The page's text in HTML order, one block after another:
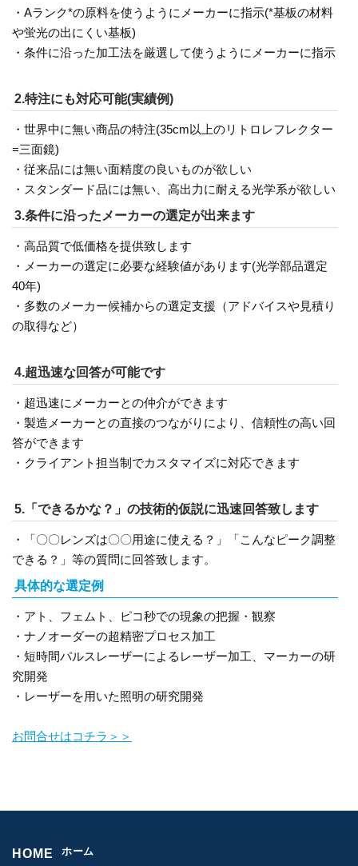
・Aランク*の原料を使うようにメーカーに指示(*基板の材料
や蛍光の出にくい基板)
・条件に沿った加工法を厳選して使うようにメーカーに指示
2.特注にも対応可能(実績例)
・世界中に無い商品の特注(35cm以上のリトロレフレクター
=三面鏡)
・従来品には無い面精度の良いものが欲しい
・スタンダード品には無い、高出力に耐える光学系が欲しい
3.条件に沿ったメーカーの選定が出来ます
・高品質で低価格を提供致します
・メーカーの選定に必要な経験値があります(光学部品選定
40年)
・多数のメーカー候補からの選定支援（アドバイスや見積り
の取得など）
4.超迅速な回答が可能です
・超迅速にメーカーとの仲介ができます
・製造メーカーとの直接のつながりにより、信頼性の高い回
答ができます
・クライアント担当制でカスタマイズに対応できます
5.「できるかな？」の技術的仮説に迅速回答致します
・「〇〇レンズは〇〇用途に使える？」「こんなピーク調整
できる？」等の質問に回答致します。
具体的な選定例
・アト、フェムト、ピコ秒での現象の把握・観察
・ナノオーダーの超精密プロセス加工
・短時間パルスレーザーによるレーザー加工、マーカーの研
究開発
・レーザーを用いた照明の研究開発
お問合せはコチラ＞＞
HOME ホーム